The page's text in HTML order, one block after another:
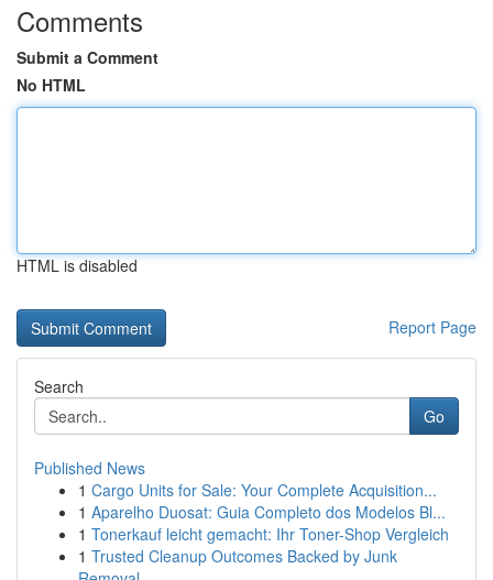
Comments
Submit a Comment
No HTML
HTML is disabled
Report Page
Search
Go
Published News
1 Cargo Units for Sale: Your Complete Acquisition...
1 Aparelho Duosat: Guia Completo dos Modelos Bl...
1 Tonerkauf leicht gemacht: Ihr Toner-Shop Vergleich
1 Trusted Cleanup Outcomes Backed by Junk